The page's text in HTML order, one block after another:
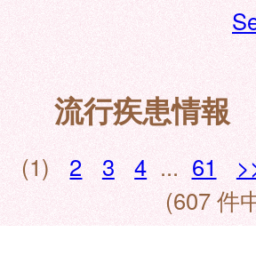
流行疾患情報
(1) 2 3 4 ... 61
(607 件